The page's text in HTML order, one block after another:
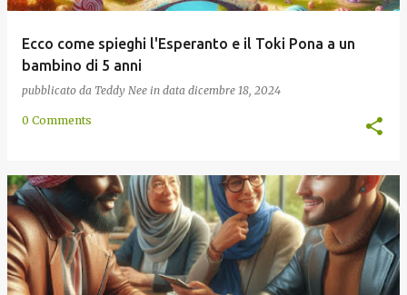
Ecco come spieghi l'Esperanto e il Toki Pona a un
bambino di 5 anni
pubblicato da Teddy Nee in data dicembre 18, 2024
0 Comments